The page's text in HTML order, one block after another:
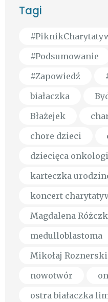
Tagi
#Podsumowanie
#Zapowiedź
białaczka
Błażejek
chore dzieci
dziecięca
karteczka
koncert
Magdalena
medulloblastoma
Mikołaj Roznerski
nowotwór
ostra białaczka